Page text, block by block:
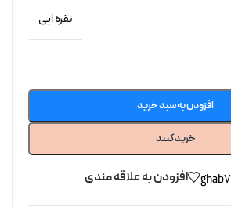
نقره ایی
افزودن به سبد خرید
خرید کنید
ghab7 افزودن به علاقه مندی